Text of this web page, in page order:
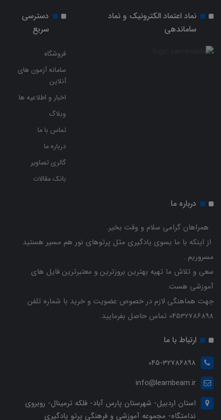
نماد اعتماد الکترونیک و نماد
ساماندهی
دسترسی
سریع
فروشگاه
سامانه آزمون های
آنلاین
اخبار و اطلاعیه ها
وبلاگ
تماس با ما
درباره ما
گالری تصاویر
بانک مقالات
درباره ما
همراهان گرامی سلام و وقت بخیر.
از اینکه با ما بسوی یادگیری مثل پرتوهای نور هم مسیر هستید
مسروریم .
سعی و تلاش ما تهیه بهترین بروزترین و معتبرترین فایل های
آموزشی هست.
جهت هماهنگی لازم در خصوص عضویت و خرید با شماره تلفن
04532786898 تماس حاصل بفرمایید.
ارتباط با ما
045-32786898
info@learnbeam.ir
استان اردبیل- شهرستان پارس آباد- فلکه ترمینال- روبروی
ندامتگاه- مجموعه آموزشی و فرهنگی پرتو یادگیری